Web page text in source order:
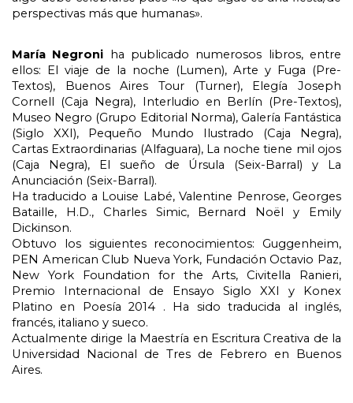
perspectivas más que humanas».
María Negroni ha publicado numerosos libros, entre
ellos: El viaje de la noche (Lumen), Arte y Fuga (Pre-
Textos), Buenos Aires Tour (Turner), Elegía Joseph
Cornell (Caja Negra), Interludio en Berlín (Pre-Textos),
Museo Negro (Grupo Editorial Norma), Galería Fantástica
(Siglo XXI), Pequeño Mundo Ilustrado (Caja Negra),
Cartas Extraordinarias (Alfaguara), La noche tiene mil ojos
(Caja Negra), El sueño de Úrsula (Seix-Barral) y La
Anunciación (Seix-Barral).
Ha traducido a Louise Labé, Valentine Penrose, Georges
Bataille, H.D., Charles Simic, Bernard Noël y Emily
Dickinson.
Obtuvo los siguientes reconocimientos: Guggenheim,
PEN American Club Nueva York, Fundación Octavio Paz,
New York Foundation for the Arts, Civitella Ranieri,
Premio Internacional de Ensayo Siglo XXI y Konex
Platino en Poesía 2014 . Ha sido traducida al inglés,
francés, italiano y sueco.
Actualmente dirige la Maestría en Escritura Creativa de la
Universidad Nacional de Tres de Febrero en Buenos
Aires.